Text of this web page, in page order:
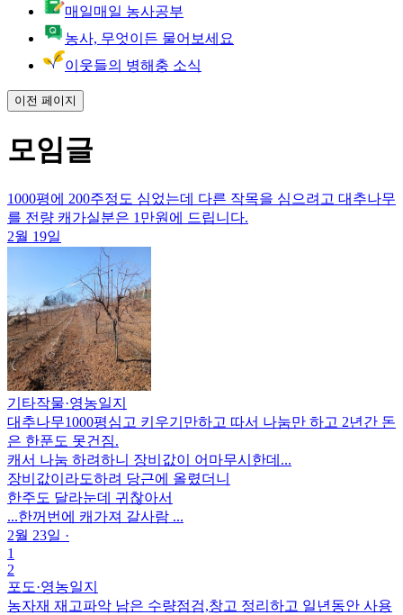
매일매일 농사공부
농사, 무엇이든 물어보세요
이웃들의 병해충 소식
이전 페이지
모임글
1000평에 200주정도 심었는데 다른 작목을 심으려고 대추나무
를 전량 캐가실분은 1만원에 드립니다.
2월 19일
기타작물·영농일지
대추나무1000평심고 키우기만하고 따서 나눔만 하고 2년간 돈
은 한푼도 못건짐.
캐서 나눔 하려하니 장비값이 어마무시한데...
장비값이라도하려 당근에 올렸더니
한주도 달라눈데 귀찮아서
...한꺼번에 캐가져 갈사람 ...
2월 23일 ·
1
2
포도·영농일지
농자재 재고파악 남은 수량점검,창고 정리하고 일년동안 사용